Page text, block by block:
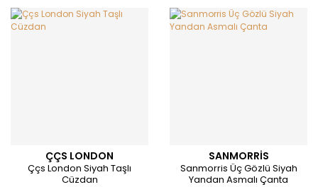
ÇÇS LONDON
Ççs London Siyah Taşlı
Cüzdan
SANMORRİS
Sanmorris Üç Gözlü Siyah
Yandan Asmalı Çanta